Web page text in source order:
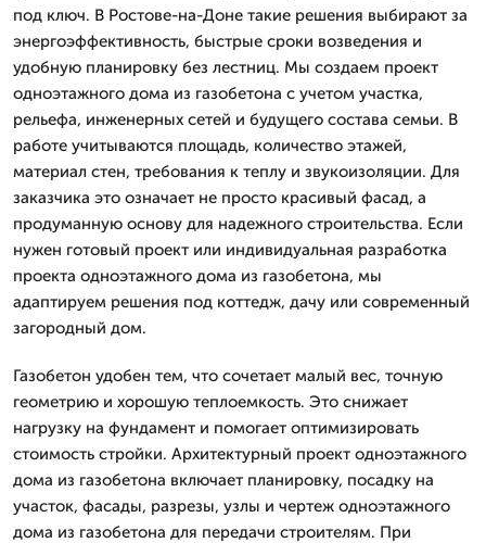
под ключ. В Ростове-на-Доне такие решения выбирают за
энергоэффективность, быстрые сроки возведения и
удобную планировку без лестниц. Мы создаем проект
одноэтажного дома из газобетона с учетом участка,
рельефа, инженерных сетей и будущего состава семьи. В
работе учитываются площадь, количество этажей,
материал стен, требования к теплу и звукоизоляции. Для
заказчика это означает не просто красивый фасад, а
продуманную основу для надежного строительства. Если
нужен готовый проект или индивидуальная разработка
проекта одноэтажного дома из газобетона, мы
адаптируем решения под коттедж, дачу или современный
загородный дом.
Газобетон удобен тем, что сочетает малый вес, точную
геометрию и хорошую теплоемкость. Это снижает
нагрузку на фундамент и помогает оптимизировать
стоимость стройки. Архитектурный проект одноэтажного
дома из газобетона включает планировку, посадку на
участок, фасады, разрезы, узлы и чертеж одноэтажного
дома из газобетона для передачи строителям. При